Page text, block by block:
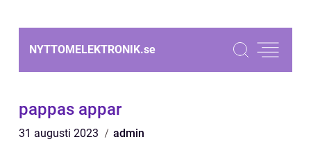
NYTTOMELEKTRONIK.se
pappas appar
31 augusti 2023 admin